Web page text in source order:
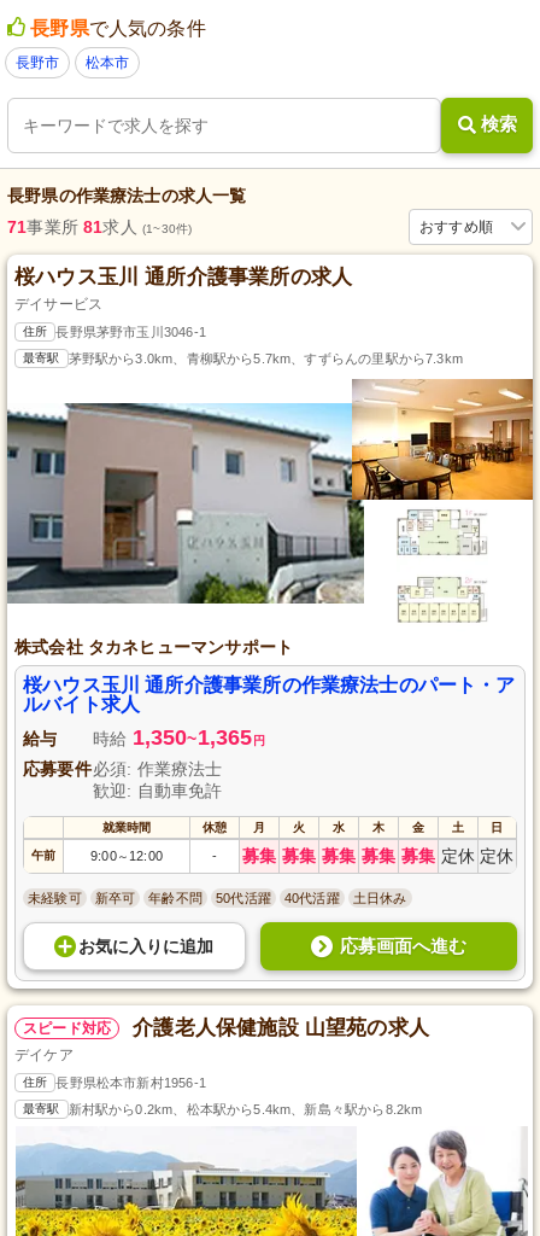
長野県で人気の条件
長野市 松本市
検索
長野県の作業療法士の求人一覧
おすすめ順
71事業所 81求人 (1~30件)
桜ハウス玉川 通所介護事業所の求人
デイサービス
住所 長野県茅野市玉川3046-1
最寄駅 茅野駅から3.0km、青柳駅から5.7km、すずらんの里駅から7.3km
株式会社 タカネヒューマンサポート
桜ハウス玉川 通所介護事業所の作業療法士のパート・ア
ルバイト求人
給与 時給 1,350~1,365 円
応募要件必須: 作業療法士
歓迎: 自動車免許
就業時間 休憩 月 火 水 木 金 土 日
午前 9:00～ 12:00 - 募集 募集 募集 募集 募集 定休 定休
未経験可 新卒可 年齢不問 50代活躍 40代活躍 土日休み
お気に入り に追加 応募画面へ進む
スピード対応 介護老人保健施設 山望苑の求人
デイケア
住所 長野県松本市新村1956-1
最寄駅 新村駅から0.2km、松本駅から5.4km、新島々駅から8.2km